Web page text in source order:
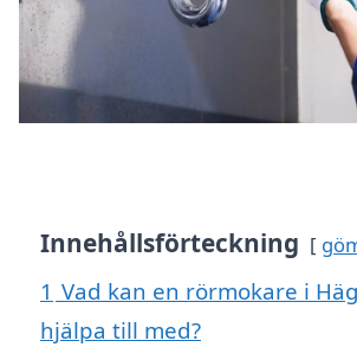
Innehållsförteckning
1 Vad kan en rörmokare i
hjälpa till med?